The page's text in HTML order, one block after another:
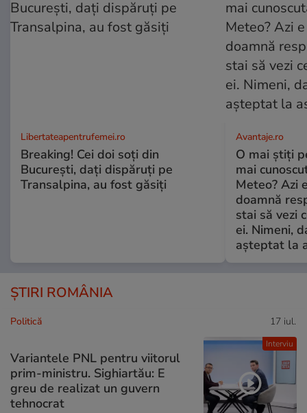
Libertateapentrufemei.ro
Breaking! Cei doi soți din
București, dați dispăruți pe
Transalpina, au fost găsiți
Avantaje.ro
O mai știți
mai
Meteo? Azi
doamnă
stai să vezi
ei. Nimeni,
așteptat la
ȘTIRI ROMÂNIA
Interviu
Politică 17 iul.
Variantele PNL pentru viitorul
prim-ministru. Sighiartău: E
greu de realizat un guvern
tehnocrat